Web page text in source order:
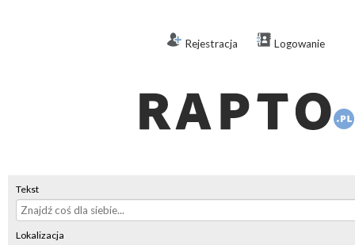
Rejestracja Logowanie
Tekst
Lokalizacja